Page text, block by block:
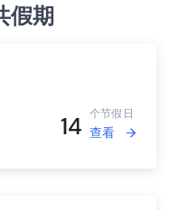
假期
14 个节假日
查看